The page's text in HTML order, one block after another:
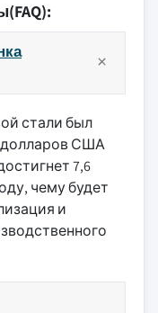
стали был
долларов США
7,6
чему будет
и